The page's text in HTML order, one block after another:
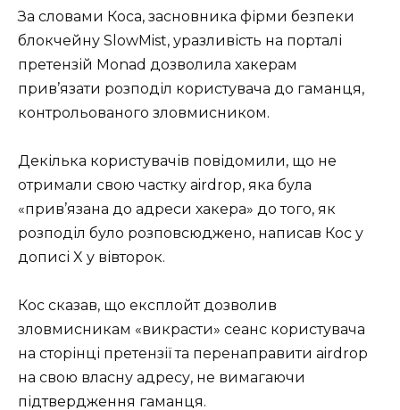
За словами Коса, засновника фірми безпеки
блокчейну SlowMist, уразливість на порталі
претензій Monad дозволила хакерам
прив’язати розподіл користувача до гаманця,
контрольованого зловмисником.
Декілька користувачів повідомили, що не
отримали свою частку airdrop, яка була
«прив’язана до адреси хакера» до того, як
розподіл було розповсюджено, написав Кос у
дописі X у вівторок.
Кос сказав, що експлойт дозволив
зловмисникам «викрасти» сеанс користувача
на сторінці претензії та перенаправити airdrop
на свою власну адресу, не вимагаючи
підтвердження гаманця.